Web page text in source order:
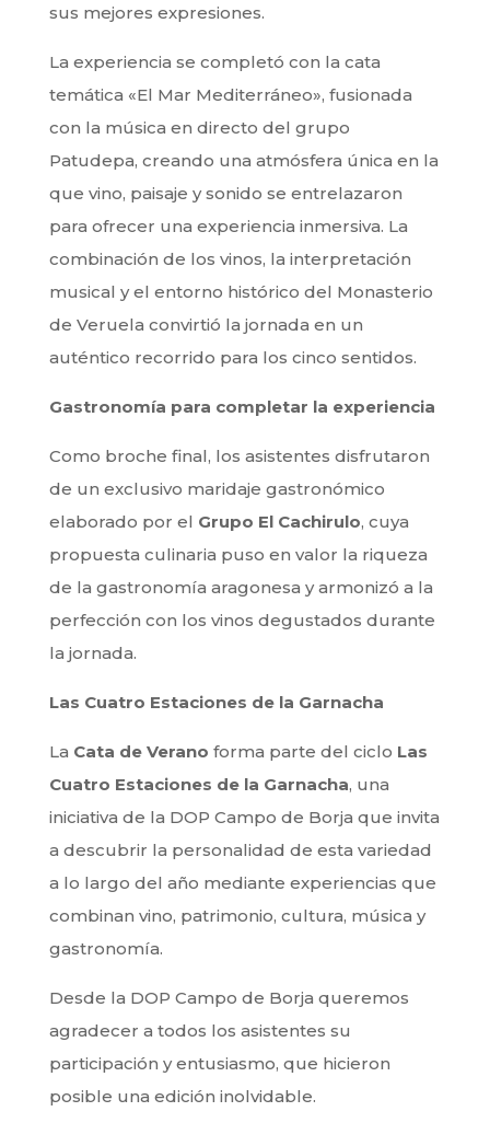
sus mejores expresiones.
La experiencia se completó con la cata
temática «El Mar Mediterráneo», fusionada
con la música en directo del grupo
Patudepa, creando una atmósfera única en la
que vino, paisaje y sonido se entrelazaron
para ofrecer una experiencia inmersiva. La
combinación de los vinos, la interpretación
musical y el entorno histórico del Monasterio
de Veruela convirtió la jornada en un
auténtico recorrido para los cinco sentidos.
Gastronomía para completar la experiencia
Como broche final, los asistentes disfrutaron
de un exclusivo maridaje gastronómico
elaborado por el Grupo El Cachirulo, cuya
propuesta culinaria puso en valor la riqueza
de la gastronomía aragonesa y armonizó a la
perfección con los vinos degustados durante
la jornada.
Las Cuatro Estaciones de la Garnacha
La Cata de Verano forma parte del ciclo Las
Cuatro Estaciones de la Garnacha, una
iniciativa de la DOP Campo de Borja que invita
a descubrir la personalidad de esta variedad
a lo largo del año mediante experiencias que
combinan vino, patrimonio, cultura, música y
gastronomía.
Desde la DOP Campo de Borja queremos
agradecer a todos los asistentes su
participación y entusiasmo, que hicieron
posible una edición inolvidable.